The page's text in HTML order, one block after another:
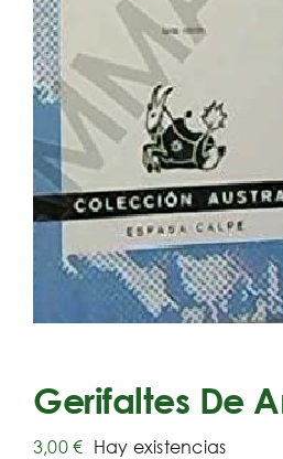
Gerifaltes De
3,00€ Hay existencias